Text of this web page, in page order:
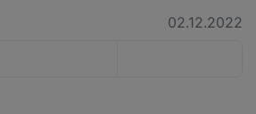
02.12.2022